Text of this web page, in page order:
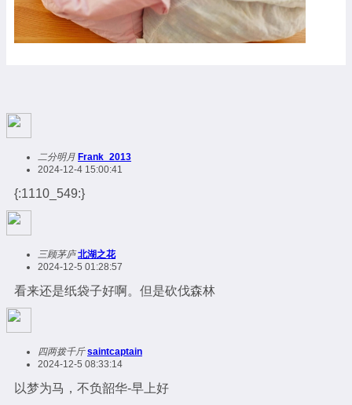
二分明月 Frank_2013
2024-12-4 15:00:41
{:1110_549:}
三顾茅庐 北湖之花
2024-12-5 01:28:57
看来还是纸袋子好啊。但是砍伐森林
四两拨千斤 saintcaptain
2024-12-5 08:33:14
以梦为马，不负韶华-早上好